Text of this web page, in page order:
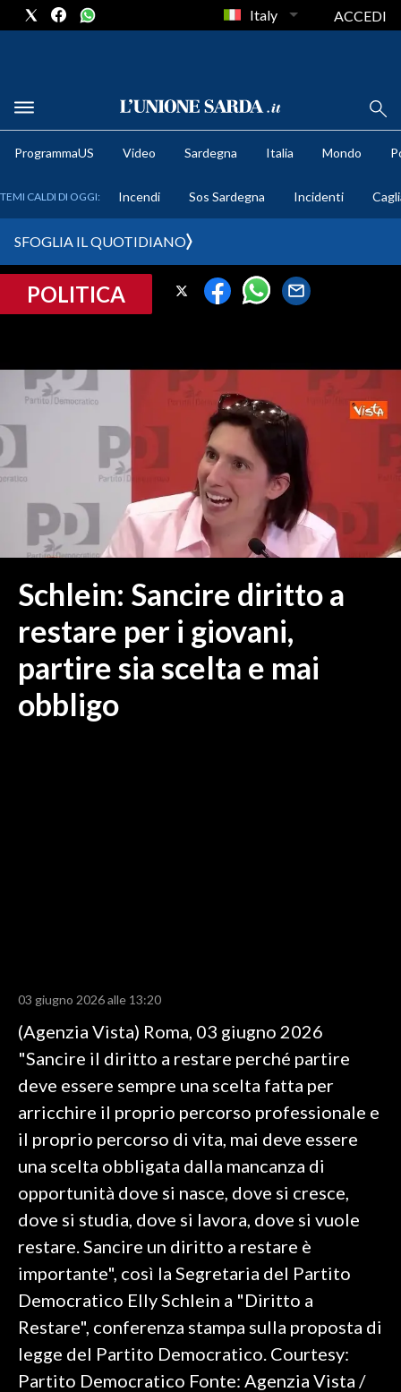
METEO
CRONACA SARDEGNA
SULCIS IGLESIENTE
MEDIO CAMPIDANO
ORISTANO E PROVINCIA
SASSARI E PROVINCIA
NUORO E PROVINCIA
OGLIASTRA
ITALIA
MONDO
POLITICA
CALCIO
CULTURA
SPETTACOLI
GOSSIP
SALUTE
Italy ACCEDI
ProgrammaUS Video Sardegna Italia Mondo
TEMI CALDI DI OGGI: Incendi Sos Sardegna Incidenti
SFOGLIA IL QUOTIDIANO
POLITICA
Schlein: Sancire diritto a
restare per i giovani,
partire sia scelta e mai
obbligo
03 giugno 2026 alle 13:20
(Agenzia Vista) Roma, 03 giugno 2026
"Sancire il diritto a restare perché partire
deve essere sempre una scelta fatta per
arricchire il proprio percorso professionale e
il proprio percorso di vita, mai deve essere
una scelta obbligata dalla mancanza di
opportunità dove si nasce, dove si cresce,
dove si studia, dove si lavora, dove si vuole
restare. Sancire un diritto a restare è
importante", così la Segretaria del Partito
Democratico Elly Schlein a "Diritto a
Restare", conferenza stampa sulla proposta di
legge del Partito Democratico. Courtesy:
Partito Democratico Fonte: Agenzia Vista /